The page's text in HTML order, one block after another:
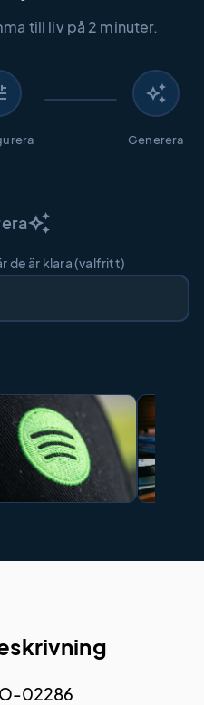
till liv på 2 minuter.
auto_awesome
Generera
auto_awesome
de är klara (valfritt)
02286